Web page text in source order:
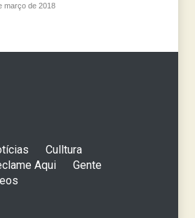
março de 2018
Culltura
Aqui
Gente